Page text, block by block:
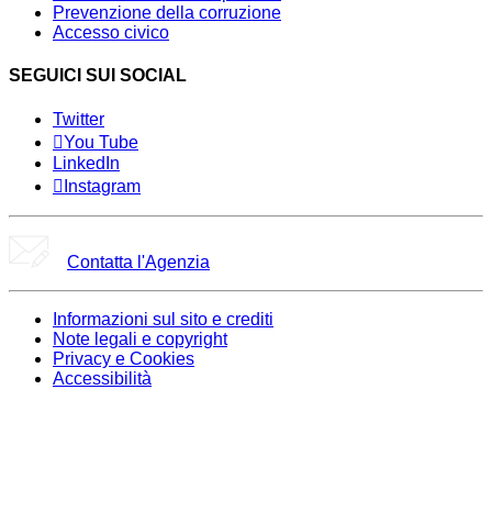
Prevenzione della corruzione
Accesso civico
SEGUICI SUI SOCIAL
Twitter
You Tube
LinkedIn
Instagram
Contatta l'Agenzia
Informazioni sul sito e crediti
Note legali e copyright
Privacy e Cookies
Accessibilità